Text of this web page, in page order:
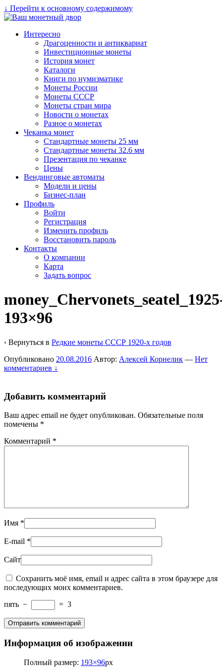
↓ Перейти к основному содержимому
Интересно
Драгоценности и антиквариат
Инвестиционные монеты
История монет
Каталоги
Книги по нумизматике
Монеты России
Монеты СССР
Монеты стран мира
Новости о монетах
Разное о монетах
Чеканка монет
Стандартные монеты 25 мм
Стандартные монеты 32.6 мм
Презентация по чеканке
Цены
Вендинговые автоматы
Модели и цены
Бизнес-план
Профиль
Войти
Регистрация
Изменить профиль
Восстановить пароль
Контакты
О компании
Карта
Задать вопрос
193×96
‹ Вернуться в Редкие монеты СССР 1920-х годов
Опубликовано 20.08.2016 Автор: Алексей Корнелик — Нет
комментариев ↓
Добавить комментарий
Ваш адрес email не будет опубликован. Обязательные поля
помечены *
Комментарий *
Имя *
E-mail *
Сайт
Сохранить моё имя, email и адрес сайта в этом браузере для
последующих моих комментариев.
пять − = 3
Информация об изображении
Полный размер: 193×96px